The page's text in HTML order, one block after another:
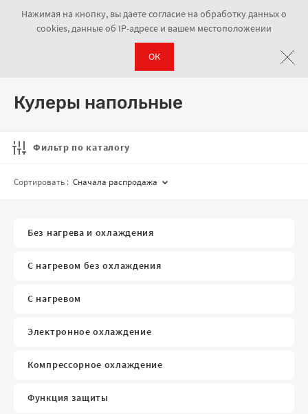
Кулеры напольные
Кулеры напольные
Фильтр по каталогу
Сортировать : Сначала распродажа
Без нагрева и охлаждения
С нагревом без охлаждения
С нагревом
Электронное охлаждение
Компрессорное охлаждение
Функция защиты
Нажимая на кнопку, вы даете согласие на обработку данных о
cookies, данные об IP-адресе и вашем местоположении
ОК